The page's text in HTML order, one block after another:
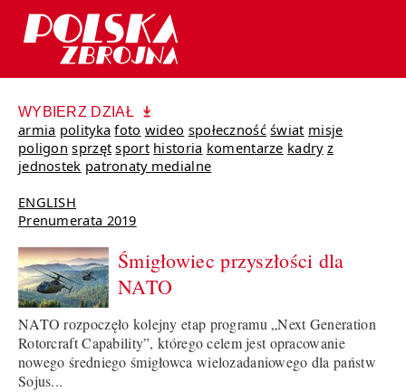
WYBIERZ DZIAŁ
armia polityka foto wideo społeczność świat misje
poligon sprzęt sport historia komentarze kadry z
jednostek patronaty medialne
ENGLISH
Prenumerata 2019
Śmigłowiec przyszłości dla
NATO
NATO rozpoczęło kolejny etap programu „Next Generation
Rotorcraft Capability”, którego celem jest opracowanie
nowego średniego śmigłowca wielozadaniowego dla państw
Sojus...